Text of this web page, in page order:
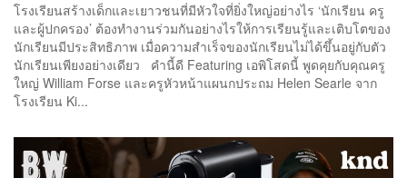
โรงเรียนสร้างเด็กและเยาวชนที่มีหัวใจที่ยิ่งใหญ่อย่างไร ‘นักเรียน ครู
และผู้ปกครอง’ ต้องทำงานร่วมกันอย่างไรให้การเรียนรู้และเติบโตของ
นักเรียนมีประสิทธิภาพ เมื่อความสำเร็จของนักเรียนไม่ได้ขึ้นอยู่กับตัว
นักเรียนเพียงอย่างเดียว คำนี้ดี Featuring เอพิโสดนี้ พูดคุยกับคุณครู
ใหญ่ William Forse และครูหัวหน้าแผนกประถม Helen Searle จาก
โรงเรียน Ki...